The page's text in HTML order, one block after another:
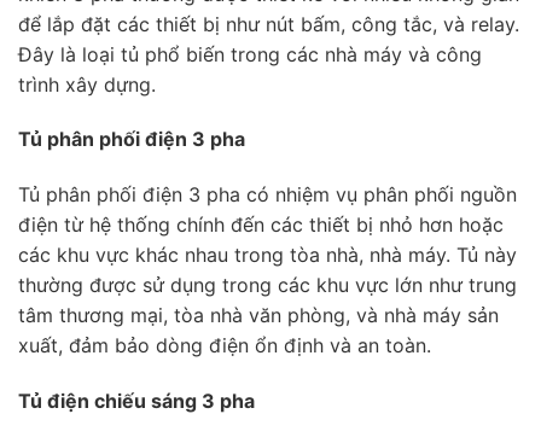
để lắp đặt các thiết bị như nút bấm, công tắc, và relay.
Đây là loại tủ phổ biến trong các nhà máy và công
trình xây dựng.
Tủ phân phối điện 3 pha
Tủ phân phối điện 3 pha có nhiệm vụ phân phối nguồn
điện từ hệ thống chính đến các thiết bị nhỏ hơn hoặc
các khu vực khác nhau trong tòa nhà, nhà máy. Tủ này
thường được sử dụng trong các khu vực lớn như trung
tâm thương mại, tòa nhà văn phòng, và nhà máy sản
xuất, đảm bảo dòng điện ổn định và an toàn.
Tủ điện chiếu sáng 3 pha